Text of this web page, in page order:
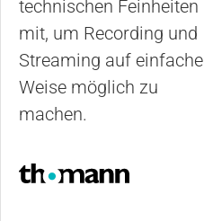
technischen Feinheiten
mit, um Recording und
Streaming auf einfache
Weise möglich zu
machen.